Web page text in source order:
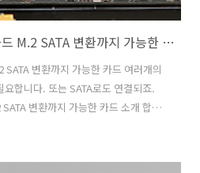
M.2 NVME PCIe 4배속 카드 M.2 SATA 변환까지 가능한 카드
변환까지 가능한 카드 여러개의
합니다. 또는 SATA로도 연결되죠.
변환까지 가능한 카드 소개 합니
가장 실제 사용시 편리한 제품 인데
엄청 비싸진 않은 편 입니다. 지금 나